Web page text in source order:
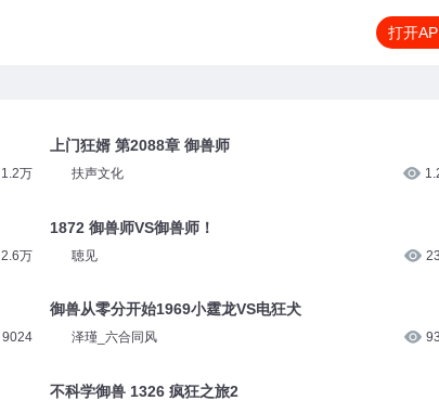
打开
1.2万
2.6万
9024
上门狂婿 第2088章 御兽师
扶声文化
1872 御兽师VS御兽师！
聴见
御兽从零分开始1969小霆龙VS电狂犬
泽瑾_六合同风
不科学御兽 1326 疯狂之旅2